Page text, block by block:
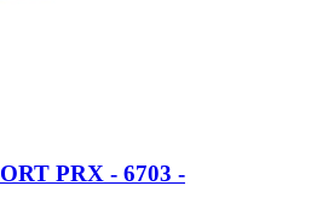
PRX - 6703 -